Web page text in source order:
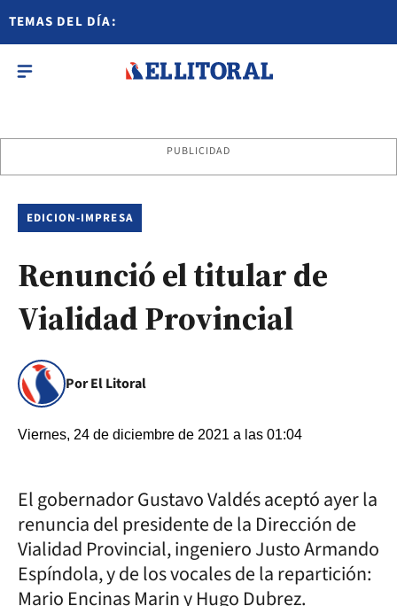
TEMAS DEL DÍA:
PUBLICIDAD
EDICION-IMPRESA
Renunció el titular de
Vialidad Provincial
Por El Litoral
Viernes, 24 de diciembre de 2021 a las 01:04
El gobernador Gustavo Valdés aceptó ayer la
renuncia del presidente de la Dirección de
Vialidad Provincial, ingeniero Justo Armando
Espíndola, y de los vocales de la repartición:
Mario Encinas Marin y Hugo Dubrez.